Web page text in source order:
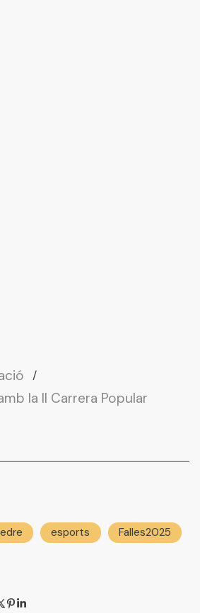
la II Carrera Popular
esports
Falles2025